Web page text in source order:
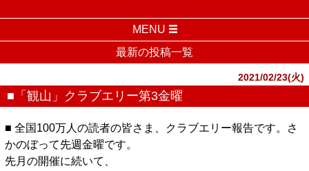
MENU
最新の投稿一覧
2021/02/23(火)
■「観山」クラブエリー第3金曜
■ 全国100万人の読者の皆さま、クラブエリー報告です。さ
かのぼって先週金曜です。
先月の開催に続いて、